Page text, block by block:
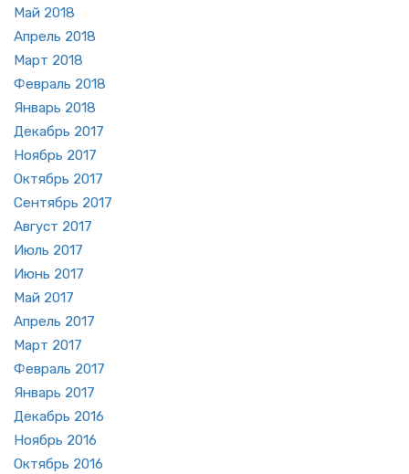
Май 2018
Ап­рель 2018
Март 2018
Фев­раль 2018
Ян­варь 2018
Де­кабрь 2017
Но­ябрь 2017
Ок­тябрь 2017
Сен­тябрь 2017
Ав­густ 2017
Июль 2017
Июнь 2017
Май 2017
Ап­рель 2017
Март 2017
Фев­раль 2017
Ян­варь 2017
Де­кабрь 2016
Но­ябрь 2016
Ок­тябрь 2016